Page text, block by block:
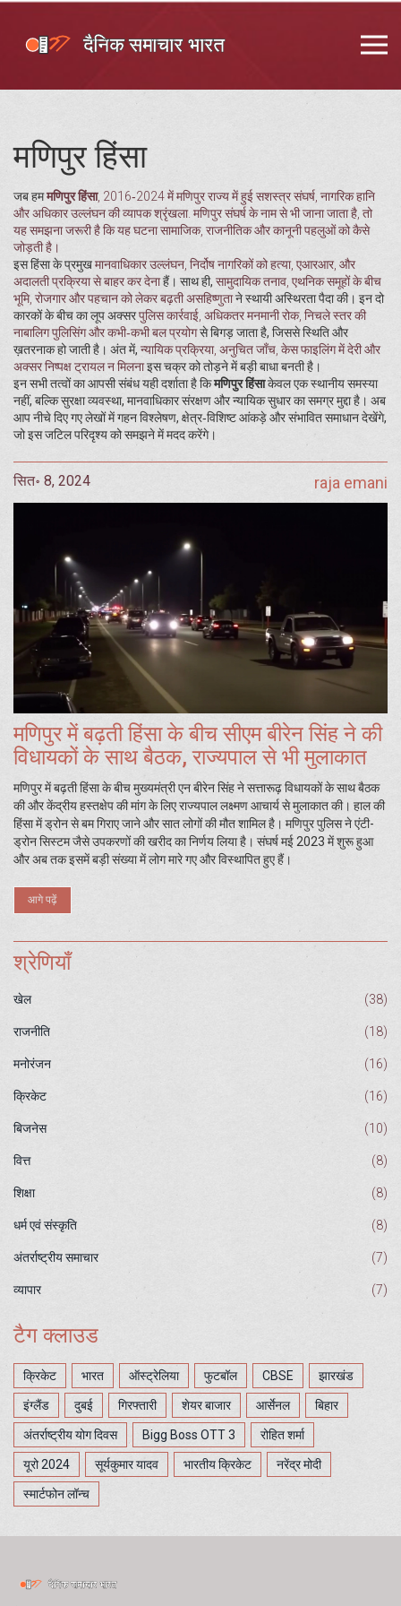
मणिपुर हिंसा
जब हममणिपुर हिंसा, 2016‑2024 में मणिपुर राज्य में हुई सशस्त्र संघर्ष, नागरिक हानि
और अधिकार उल्लंघन की व्यापक श्रृंखला. मणिपुर संघर्षके नाम से भी जाना जाता है, तो
यह समझना जरूरी है कि यह घटना सामाजिक, राजनीतिक और कानूनी पहलुओं को कैसे
जोड़ती है।
इस हिंसा के प्रमुखमानवाधिकार उल्लंघन निर्दोष नागरिकों को हत्या, एआरआर, और
अदालती प्रक्रिया से बाहर कर देनाहैं। साथ ही, सामुदायिक तनाव एथनिक समूहों के बीच
भूमि, रोजगार और पहचान को लेकर बढ़ती असहिष्णुताने स्थायी अस्थिरता पैदा की। इन दो
कारकों के बीच का लूप अक्सरपुलिस कार्रवाई अधिकतर मनमानी रोक, निचले स्तर की
नाबालिग पुलिसिंग और कभी‑कभी बल प्रयोगसे बिगड़ जाता है, जिससे स्थिति और
ख़तरनाक हो जाती है। अंत में, न्यायिक प्रक्रिया, अनुचित जाँच, केस फाइलिंग में देरी और
अक्सर निष्पक्ष ट्रायल न मिलनाइस चक्र को तोड़ने में बड़ी बाधा बनती है।
इन सभी तत्वों का आपसी संबंध यही दर्शाता है किमणिपुर हिंसाकेवल एक स्थानीय समस्या
नहीं, बल्कि सुरक्षा व्यवस्‍था, मानवाधिकार संरक्षण और न्यायिक सुधार का समग्र मुद्दा है। अब
आप नीचे दिए गए लेखों में गहन विश्लेषण, क्षेत्र‑विशिष्ट आंकड़े और संभावित समाधान देखेंगे,
जो इस जटिल परिदृश्य को समझने में मदद करेंगे।
सित॰ 8, 2024 raja emani
मणिपुर में बढ़ती हिंसा के बीच सीएम बीरेन सिंह ने की
विधायकों के साथ बैठक, राज्यपाल से भी मुलाकात
मणिपुर में बढ़ती हिंसा के बीच मुख्यमंत्री एन बीरेन सिंह ने सत्तारूढ़ विधायकों के साथ बैठक
की और केंद्रीय हस्तक्षेप की मांग के लिए राज्यपाल लक्ष्मण आचार्य से मुलाकात की। हाल की
हिंसा में ड्रोन से बम गिराए जाने और सात लोगों की मौत शामिल है। मणिपुर पुलिस ने एंटी-
ड्रोन सिस्टम जैसे उपकरणों की खरीद का निर्णय लिया है। संघर्ष मई 2023 में शुरू हुआ
और अब तक इसमें बड़ी संख्या में लोग मारे गए और विस्थापित हुए हैं।
आगे पढ़ें
श्रेणियाँ
खेल (38)
राजनीति (18)
मनोरंजन (16)
क्रिकेट (16)
बिजनेस (10)
वित्त (8)
शिक्षा (8)
धर्म एवं संस्कृति (8)
अंतर्राष्ट्रीय समाचार (7)
व्यापार (7)
टैग क्लाउड
क्रिकेट भारत ऑस्ट्रेलिया फुटबॉल CBSE झारखंड
इंग्लैंड दुबई गिरफ्तारी शेयर बाजार आर्सेनल बिहार
अंतर्राष्ट्रीय योग दिवस Bigg Boss OTT 3 रोहित शर्मा
यूरो 2024 सूर्यकुमार यादव भारतीय क्रिकेट नरेंद्र मोदी
स्मार्टफोन लॉन्च